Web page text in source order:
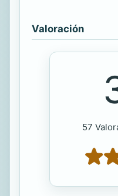
Valoración
57